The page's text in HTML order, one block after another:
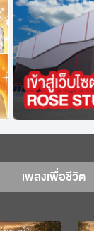
เพลงเพื่อชีวิต